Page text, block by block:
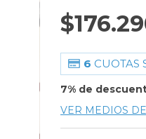
6 CUOTAS
7% de
VER MEDIOS